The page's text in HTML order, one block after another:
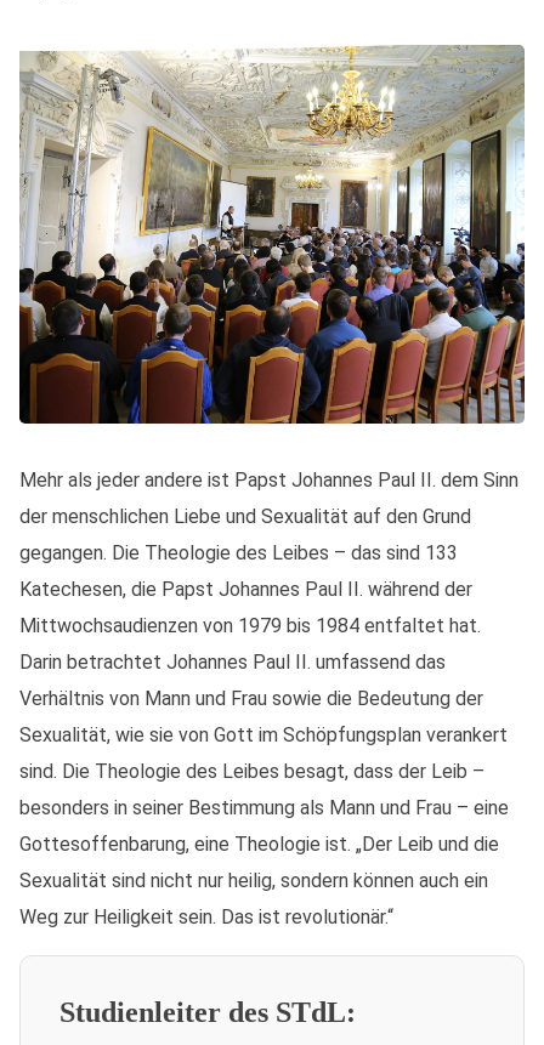
Mehr als jeder andere ist Papst Johannes Paul II. dem Sinn
der menschlichen Liebe und Sexualität auf den Grund
gegangen. Die Theologie des Leibes – das sind 133
Katechesen, die Papst Johannes Paul II. während der
Mittwochsaudienzen von 1979 bis 1984 entfaltet hat.
Darin betrachtet Johannes Paul II. umfassend das
Verhältnis von Mann und Frau sowie die Bedeutung der
Sexualität, wie sie von Gott im Schöpfungsplan verankert
sind. Die Theologie des Leibes besagt, dass der Leib –
besonders in seiner Bestimmung als Mann und Frau – eine
Gottesoffenbarung, eine Theologie ist. „Der Leib und die
Sexualität sind nicht nur heilig, sondern können auch ein
Weg zur Heiligkeit sein. Das ist revolutionär.“
Studienleiter des STdL: